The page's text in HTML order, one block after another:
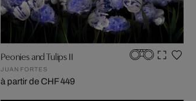
Peonies and Tulips II
JUAN FORTES
à partir de CHF 449